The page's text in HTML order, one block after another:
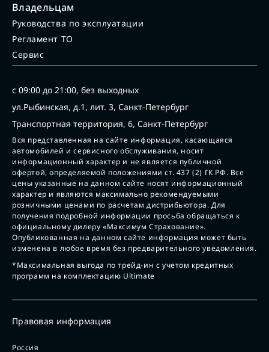
Владельцам
Руководства по эксплуатации
Регламент ТО
Сервис
с 09:00 до 21:00, без выходных
ул.Рыбинская, д.1, лит. 3, Санкт-Петербург
Транспортная территория, 6, Санкт-Петербург
Вся представленная на сайте информация, касающаяся
автомобилей и сервисного обслуживания, носит
информационный характер и не является публичной
офертой, определяемой положениями ст. 437 (2) ГК РФ. Все
цены указанные на данном сайте носят информационный
характер и являются максимально рекомендуемыми
розничными ценами по расчетам дистрибьютора. Для
получения подробной информации просьба обращаться к
официальному дилеру «Максимум Страхование».
Опубликованная на данном сайте информация может быть
изменена в любое время без предварительного уведомления.
*Максимальная выгода по трейд-ин с учетом кредитных
программ на комплектацию Ultimate
Правовая информация
Россия